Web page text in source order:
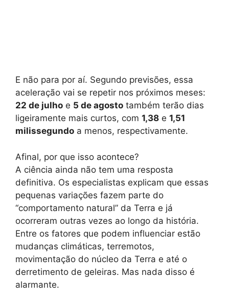
E não para por aí. Segundo previsões, essa
aceleração vai se repetir nos próximos meses:
22 de julho e 5 de agosto também terão dias
ligeiramente mais curtos, com 1,38 e 1,51
milissegundo a menos, respectivamente.
Afinal, por que isso acontece?
A ciência ainda não tem uma resposta
definitiva. Os especialistas explicam que essas
pequenas variações fazem parte do
“comportamento natural” da Terra e já
ocorreram outras vezes ao longo da história.
Entre os fatores que podem influenciar estão
mudanças climáticas, terremotos,
movimentação do núcleo da Terra e até o
derretimento de geleiras. Mas nada disso é
alarmante.